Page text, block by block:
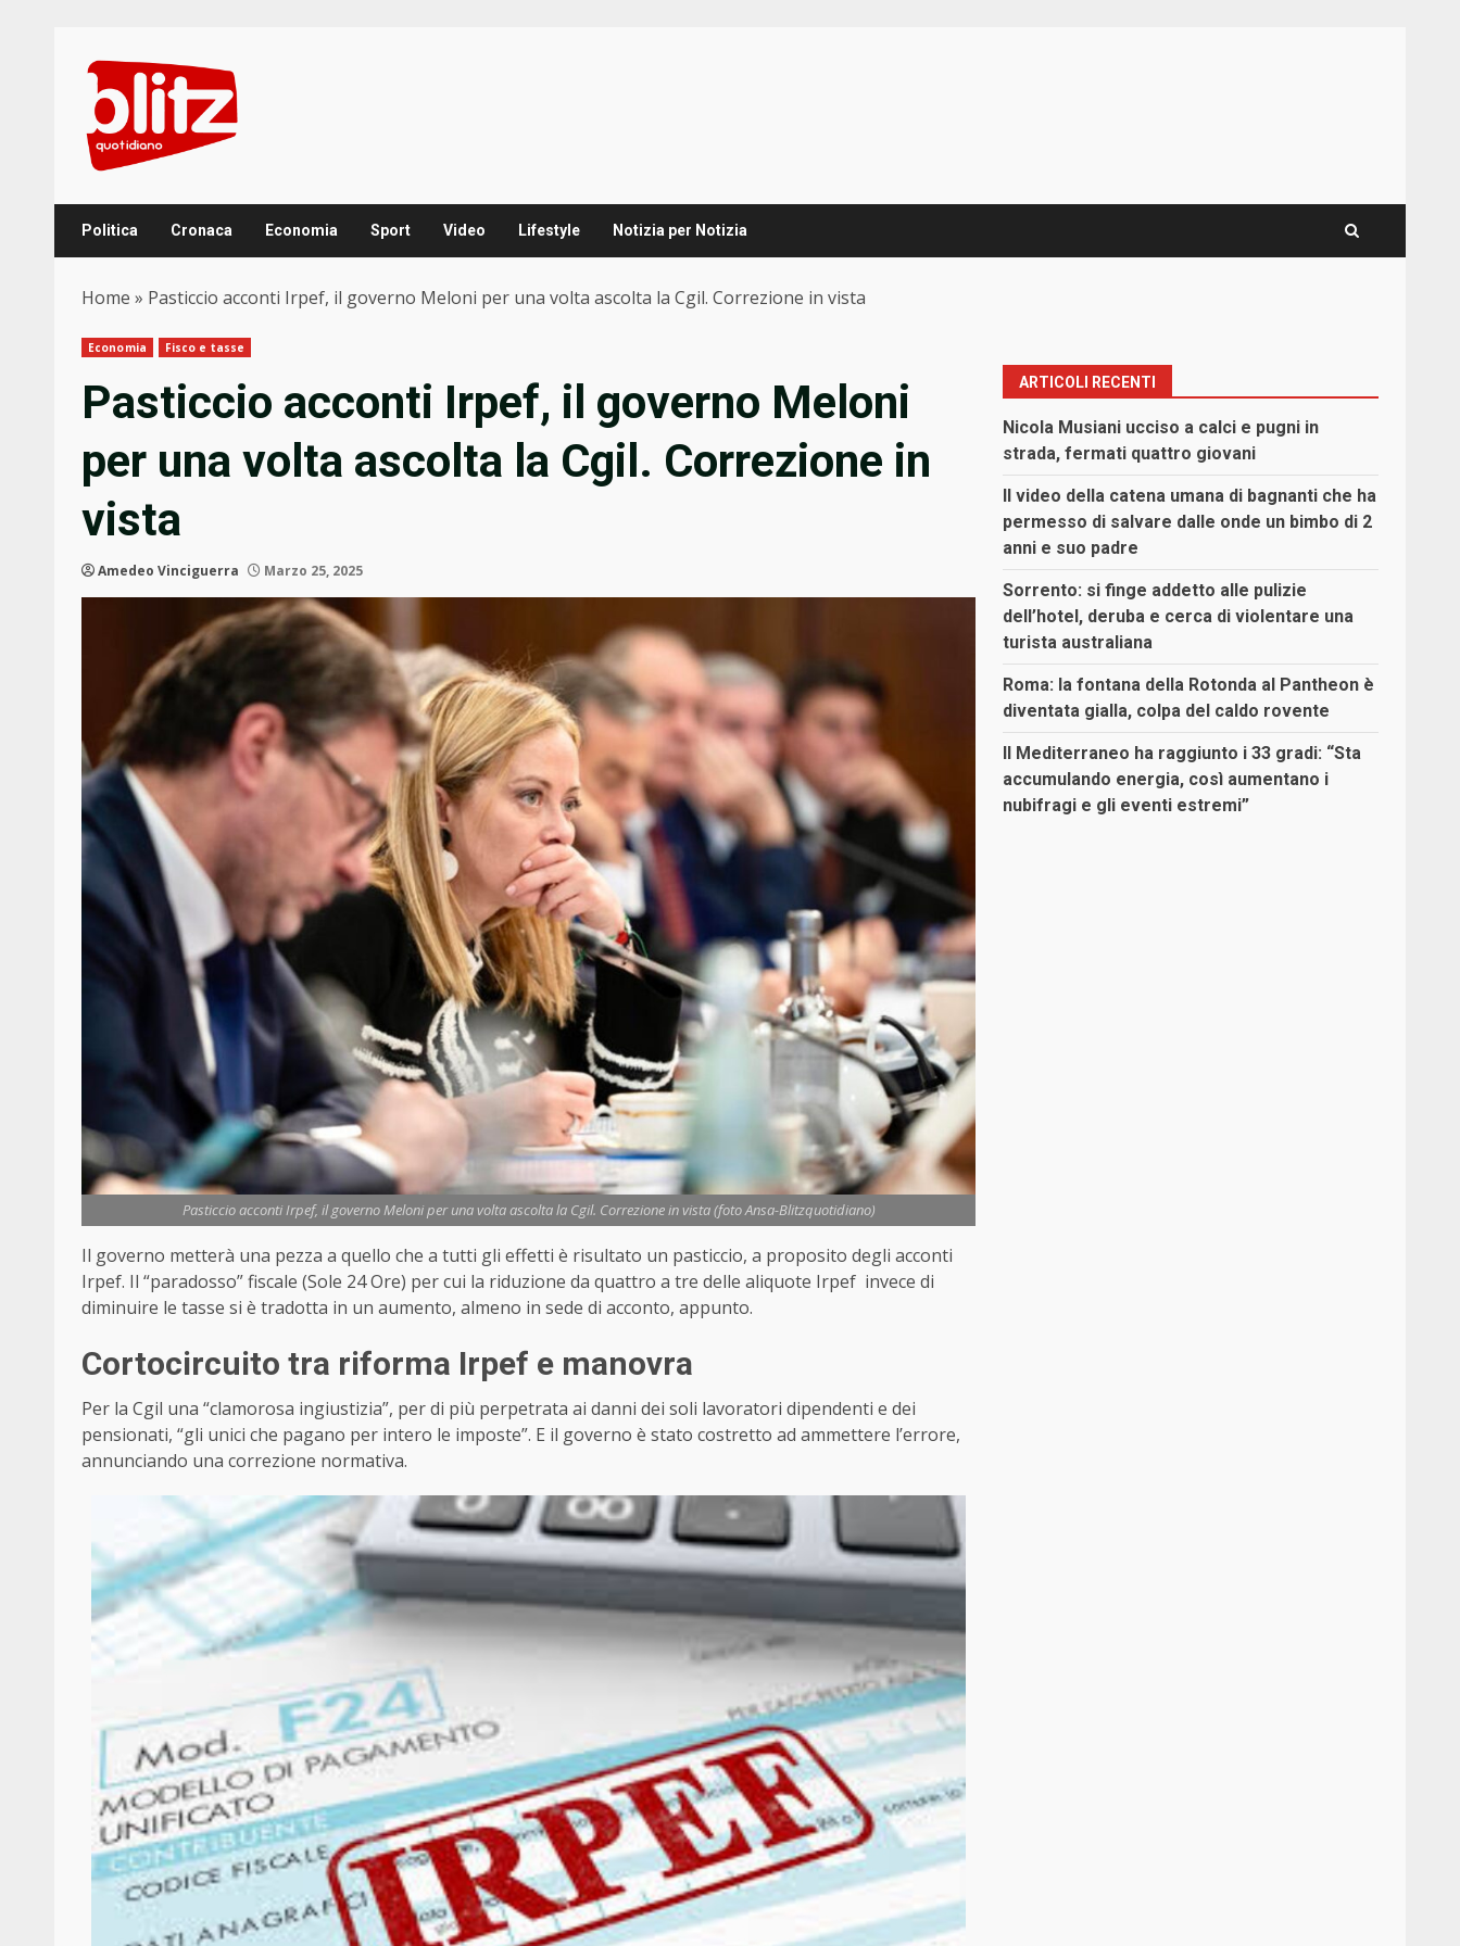
content
Politica Cronaca Economia Sport Video Lifestyle Notizia per Notizia
Home » Pasticcio acconti Irpef, il governo Meloni per una volta ascolta la Cgil. Correzione in vista
Economia Fisco e tasse
Pasticcio acconti Irpef, il governo Meloni
per una volta ascolta la Cgil. Correzione in
vista
Amedeo Vinciguerra Marzo 25, 2025
Pasticcio acconti Irpef, il governo Meloni per una volta ascolta la Cgil. Correzione in vista (foto Ansa-Blitzquotidiano)
Il governo metterà una pezza a quello che a tutti gli effetti è risultato un pasticcio, a proposito degli acconti
Irpef. Il “paradosso” fiscale (Sole 24 Ore) per cui la riduzione da quattro a tre delle aliquote Irpef invece di
diminuire le tasse si è tradotta in un aumento, almeno in sede di acconto, appunto.
Cortocircuito tra riforma Irpef e manovra
Per la Cgil una “clamorosa ingiustizia”, per di più perpetrata ai danni dei soli lavoratori dipendenti e dei
pensionati, “gli unici che pagano per intero le imposte”. E il governo è stato costretto ad ammettere l’errore,
annunciando una correzione normativa.
ARTICOLI RECENTI
Nicola Musiani ucciso a calci e pugni in
strada, fermati quattro giovani
Il video della catena umana di bagnanti che ha
permesso di salvare dalle onde un bimbo di 2
anni e suo padre
Sorrento: si finge addetto alle pulizie
dell’hotel, deruba e cerca di violentare una
turista australiana
Roma: la fontana della Rotonda al Pantheon è
diventata gialla, colpa del caldo rovente
Il Mediterraneo ha raggiunto i 33 gradi: “Sta
accumulando energia, così aumentano i
nubifragi e gli eventi estremi”